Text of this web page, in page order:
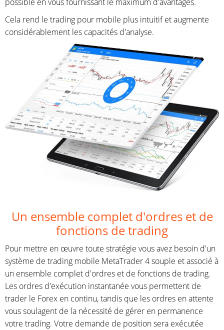
Cela rend le trading pour mobile plus intuitif et augmente
considérablement les capacités d'analyse.
Un ensemble complet d'ordres et de
fonctions de trading
Pour mettre en œuvre toute stratégie vous avez besoin d'un
système de trading mobile MetaTrader 4 souple et associé à
un ensemble complet d'ordres et de fonctions de trading.
Les ordres d'exécution instantanée vous permettent de
trader le Forex en continu, tandis que les ordres en attente
vous soulagent de la nécessité de gérer en permanence
votre trading. Votre demande de position sera exécutée